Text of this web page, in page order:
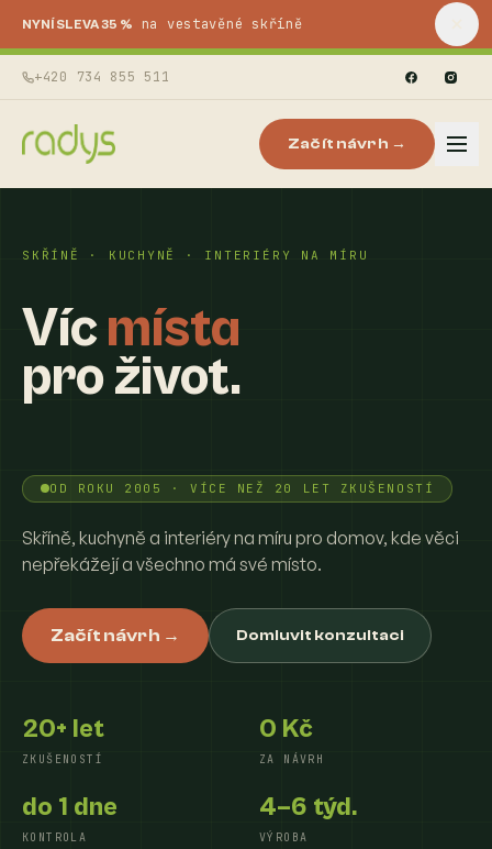
NYNÍ SLEVA 35 % na vestavěné skříně
+420 734 855 511
Začít návrh →
SKŘÍNĚ · KUCHYNĚ · INTERIÉRY NA MÍRU
Vícmísta
pro život.
OD ROKU 2005 · VÍCE NEŽ 20 LET ZKUŠENOSTÍ
Skříně, kuchyně a interiéry na míru pro domov, kde věci
nepřekážejí a všechno má své místo.
Začít návrh → Domluvit konzultaci
20+ let
ZKUŠENOSTÍ
0 Kč
ZA NÁVRH
do 1 dne
KONTROLA
4–6 týd.
VÝROBA